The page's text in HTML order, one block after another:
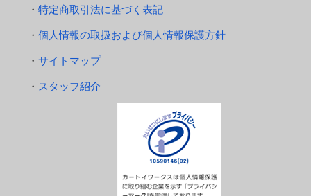
特定商取引法に基づく表記
個人情報の取扱および個人情報保護方針
サイトマップ
スタッフ紹介